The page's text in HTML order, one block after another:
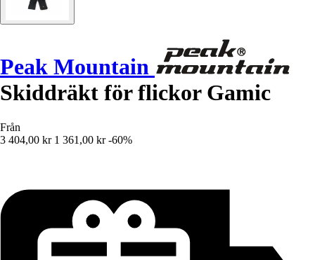
Peak Mountain
Skiddräkt för flickor Gamic
Från
3 404,00 kr 1 361,00 kr -60%